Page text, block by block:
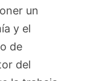
un
y el
de
del